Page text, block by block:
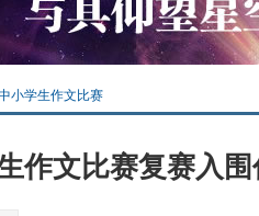
小学生作文比赛
作文比赛复赛入